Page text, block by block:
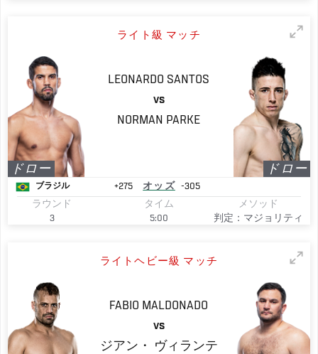
ライト級 マッチ
ドロー
LEONARDO SANTOS
VS
NORMAN PARKE
ドロー
ブラジル +275 オッズ
-305
ラウンド
3
タイム
5:00
メソッド
判定：マジョリティ
ライトヘビー級 マッチ
FABIO MALDONADO
VS
ジアン・ ヴィランテ